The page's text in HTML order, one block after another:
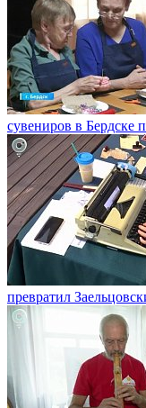
сувениров в Бердске
превратил